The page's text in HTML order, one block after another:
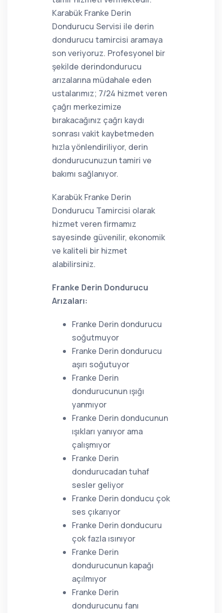
Karabük Franke Derin
Dondurucu Servisi ile derin
dondurucu tamircisi aramaya
son veriyoruz. Profesyonel bir
şekilde derindondurucu
arızalarına müdahale eden
ustalarımız; 7/24 hizmet veren
çağrı merkezimize
bırakacağınız çağrı kaydı
sonrası vakit kaybetmeden
hızla yönlendiriliyor, derin
dondurucunuzun tamiri ve
bakımı sağlanıyor.
Karabük Franke Derin
Dondurucu Tamircisi olarak
hizmet veren firmamız
sayesinde güvenilir, ekonomik
ve kaliteli bir hizmet
alabilirsiniz.
Franke Derin Dondurucu
Arızaları:
Franke Derin dondurucu
soğutmuyor
Franke Derin dondurucu
aşırı soğutuyor
Franke Derin
dondurucunun ışığı
yanmıyor
Franke Derin donducunun
ışıkları yanıyor ama
çalışmıyor
Franke Derin
dondurucadan tuhaf
sesler geliyor
Franke Derin donducu çok
ses çıkarıyor
Franke Derin donducuru
çok fazla ısınıyor
Franke Derin
dondurucunun kapağı
açılmıyor
Franke Derin
dondurucunu fanı